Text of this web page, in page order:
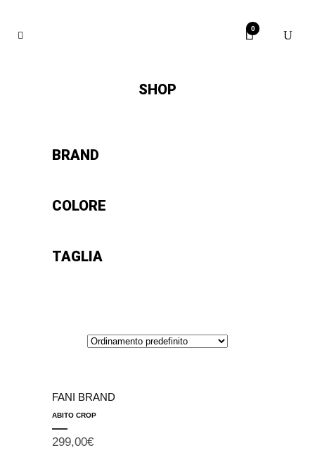
0
SHOP
BRAND
COLORE
TAGLIA
FANI BRAND
ABITO CROP
299,00€